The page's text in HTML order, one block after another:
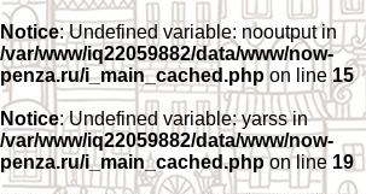
Notice: Undefined variable: nooutput in
/var/www/iq22059882/data/www/now-
penza.ru/i_main_cached.php on line 15
Notice: Undefined variable: yarss in
/var/www/iq22059882/data/www/now-
penza.ru/i_main_cached.phpon line 19